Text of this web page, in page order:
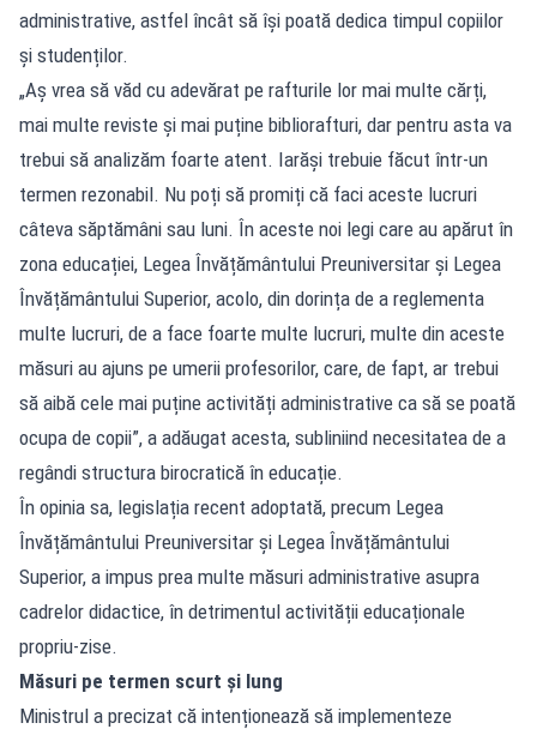
administrative, astfel încât să își poată dedica timpul copiilor
și studenților.
„Aș vrea să văd cu adevărat pe rafturile lor mai multe cărți,
mai multe reviste și mai puține bibliorafturi, dar pentru asta va
trebui să analizăm foarte atent. Iarăși trebuie făcut într-un
termen rezonabil. Nu poți să promiți că faci aceste lucruri
câteva săptămâni sau luni. În aceste noi legi care au apărut în
zona educației, Legea Învățământului Preuniversitar și Legea
Învățământului Superior, acolo, din dorința de a reglementa
multe lucruri, de a face foarte multe lucruri, multe din aceste
măsuri au ajuns pe umerii profesorilor, care, de fapt, ar trebui
să aibă cele mai puține activități administrative ca să se poată
ocupa de copii”, a adăugat acesta, subliniind necesitatea de a
regândi structura birocratică în educație.
În opinia sa, legislația recent adoptată, precum Legea
Învățământului Preuniversitar și Legea Învățământului
Superior, a impus prea multe măsuri administrative asupra
cadrelor didactice, în detrimentul activității educaționale
propriu-zise.
Măsuri pe termen scurt și lung
Ministrul a precizat că intenționează să implementeze